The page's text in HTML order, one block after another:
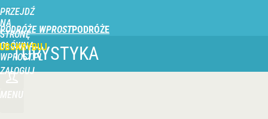
PRZEJDŹ
NA
STRONĘ
GŁÓWNĄ
WPROST.PL
PODRÓŻE WPROST
ZALOGUJ
MENU
TURYSTYKA